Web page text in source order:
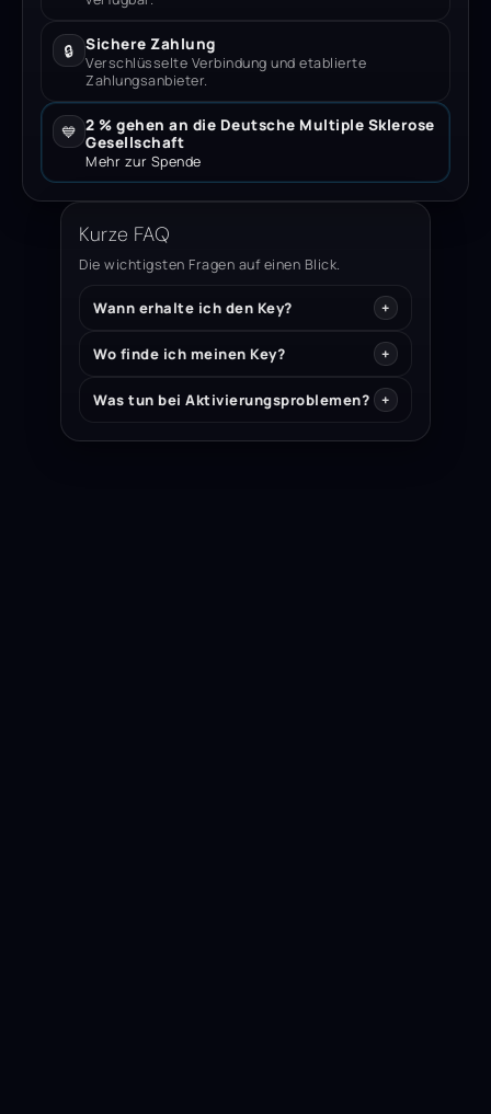
🔒 Sichere Zahlung
Verschlüsselte Verbindung und etablierte
Zahlungsanbieter.
💙 2 % gehen an die Deutsche Multiple Sklerose
Gesellschaft
Mehr zur Spende
Kurze FAQ
Die wichtigsten Fragen auf einen Blick.
Wann erhalte ich den Key?
Wo finde ich meinen Key?
Was tun bei Aktivierungsproblemen?